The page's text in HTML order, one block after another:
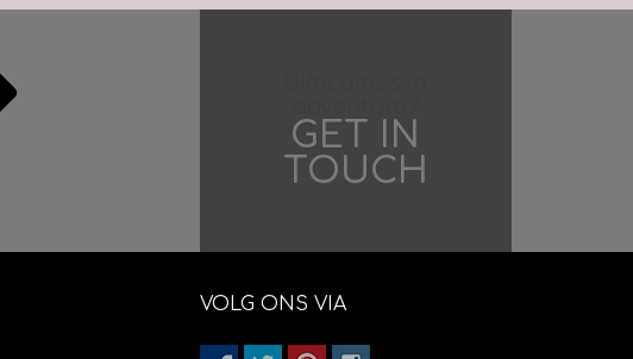
40 graden machine wasbaar, plat
GET IN
TOUCH
VOLG ONS VIA